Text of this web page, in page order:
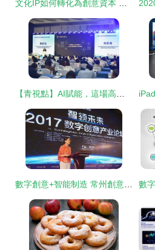
文化IP如何轉化為創意資本 數字文化創意內容的應用與服務路徑
【青視點】AI賦能，這場高峰論壇種下怎樣的“智慧樹”？
數字創意+智能制造 常州創意產業“夢工廠”的轉型升級之路